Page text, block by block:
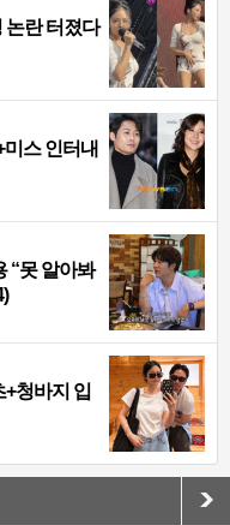
란 터졌다
미스 인터내
“못 알아봐
+청바지 입